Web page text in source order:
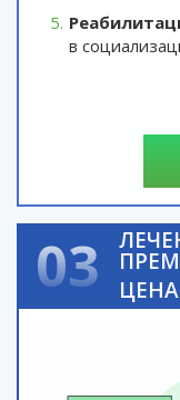
в
03